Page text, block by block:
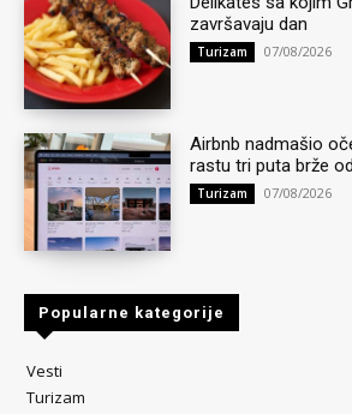
završavaju dan
Turizam 07/08/2026
Airbnb nadmašio
rastu tri puta brže
Turizam 07/08/2026
Popularne kategorije
Vesti
Turizam